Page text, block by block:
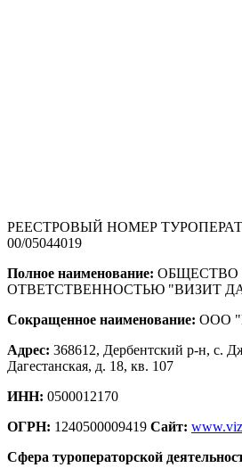
РЕЕСТРОВЫЙ НОМЕР
00/05044019
Полное наименование: ОБЩЕСТВО
ОТВЕТСТВЕННОСТЬЮ "ВИЗИТ
Сокращенное наименование: ООО
Адрес: 368612, Дербентский р-н, с.
Дагестанская, д. 18, кв. 107
ИНН: 0500012170
ОГРН: 1240500009419 Сайт:
Сфера туроператорской